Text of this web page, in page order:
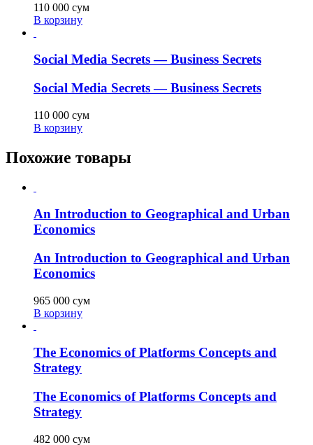
110 000 сум
В корзину
Social Media Secrets — Business Secrets
Social Media Secrets — Business Secrets
110 000 сум
В корзину
Похожие товары
An Introduction to Geographical and Urban
Economics
An Introduction to Geographical and Urban
Economics
965 000 сум
В корзину
The Economics of Platforms Concepts and
Strategy
The Economics of Platforms Concepts and
Strategy
482 000 сум